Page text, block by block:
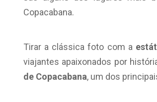
Copacabana.
Tirar a clássica foto com a
viajantes apaixonados por
de Copacabana, um dos